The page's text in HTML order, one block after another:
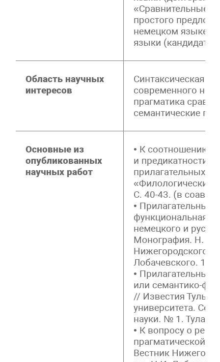
«Сравнительные
простого
немецком языке»
языки
Область научных
интересов
Синтаксическая
современного
прагматика
семантические
Основные из
опубликованных
научных работ
• К соотношению
и предикатности в
прилагательных.
«Филологические
С. 40-43. (в соавт.)
• Прилагательные
функциональная
немецкого и
Монография. Н.
Нижегородского
Лобачевского.
• Прилагательные
или семантико-
// Известия
университета.
науки. № 1. Тула,
• К вопросу о
прагматической
Вестник